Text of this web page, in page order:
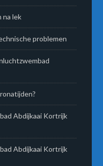
na lek
problemen
Abdijkaai Kortrijk
Abdijkaai Kortrijk